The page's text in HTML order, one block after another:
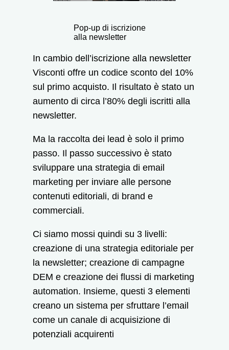
Pop-up di iscrizione
alla newsletter
In cambio dell’iscrizione alla newsletter
Visconti offre un codice sconto del 10%
sul primo acquisto. Il risultato è stato un
aumento di circa l’80% degli iscritti alla
newsletter.
Ma la raccolta dei lead è solo il primo
passo. Il passo successivo è stato
sviluppare una strategia di email
marketing per inviare alle persone
contenuti editoriali, di brand e
commerciali.
Ci siamo mossi quindi su 3 livelli:
creazione di una strategia editoriale per
la newsletter; creazione di campagne
DEM e creazione dei flussi di marketing
automation. Insieme, questi 3 elementi
creano un sistema per sfruttare l’email
come un canale di acquisizione di
potenziali acquirenti